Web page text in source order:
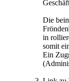
Die
in
somit
Ein